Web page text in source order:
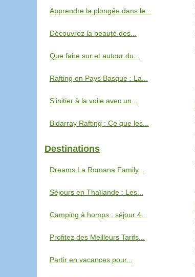
Apprendre la plongée dans le...
Découvrez la beauté des...
Que faire sur et autour du...
Rafting en Pays Basque : La...
S'initier à la voile avec un...
Bidarray Rafting : Ce que les...
Destinations
Dreams La Romana Family...
Séjours en Thaïlande : Les...
Camping à homps : séjour 4...
Profitez des Meilleurs Tarifs...
Partir en vacances pour...